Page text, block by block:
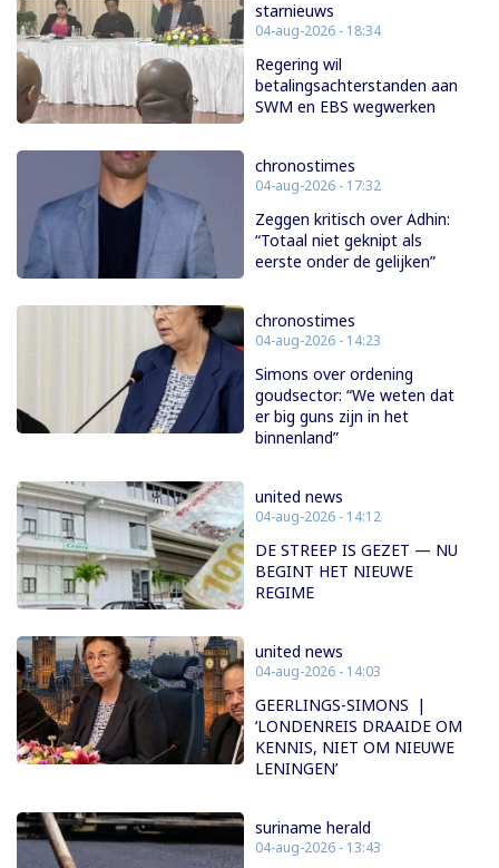
starnieuws
04-aug-2026 - 18:34
Regering wil
betalingsachterstanden aan
SWM en EBS wegwerken
chronostimes
04-aug-2026 - 17:32
Zeggen kritisch over Adhin:
“Totaal niet geknipt als
eerste onder de gelijken”
chronostimes
04-aug-2026 - 14:23
Simons over ordening
goudsector: “We weten dat
er big guns zijn in het
binnenland”
united news
04-aug-2026 - 14:12
DE STREEP IS GEZET — NU
BEGINT HET NIEUWE
REGIME
united news
04-aug-2026 - 14:03
GEERLINGS-SIMONS |
‘LONDENREIS DRAAIDE OM
KENNIS, NIET OM NIEUWE
LENINGEN’
suriname herald
04-aug-2026 - 13:43